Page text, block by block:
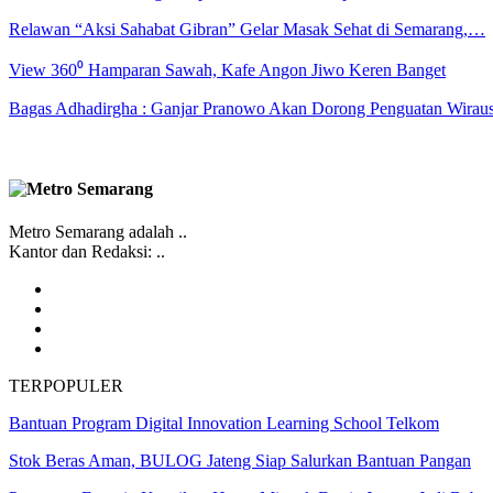
Relawan “Aksi Sahabat Gibran” Gelar Masak Sehat di Semarang,…
View 360⁰ Hamparan Sawah, Kafe Angon Jiwo Keren Banget
Bagas Adhadirgha : Ganjar Pranowo Akan Dorong Penguatan
Metro Semarang adalah ..
Kantor dan Redaksi: ..
TERPOPULER
Bantuan Program Digital Innovation Learning School Telkom
Stok Beras Aman, BULOG Jateng Siap Salurkan Bantuan Pangan